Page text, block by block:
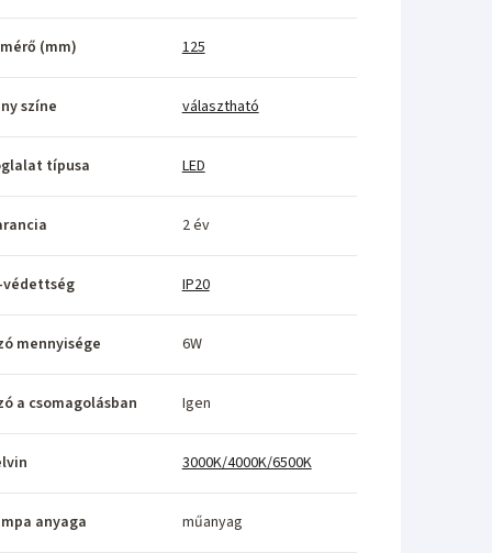
(mm) 125
színe választható
típusa LED
2 év
védettség IP20
mennyisége 6W
a csomagolásban Igen
3000K/4000K/6500K
anyaga műanyag